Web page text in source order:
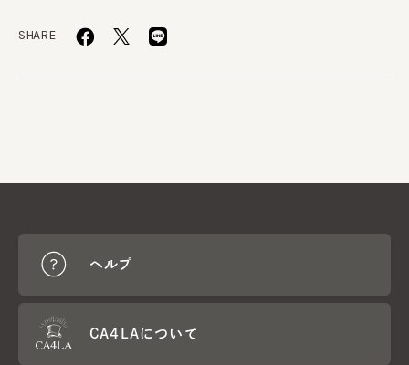
SHARE
ヘルプ
CA4LAについて